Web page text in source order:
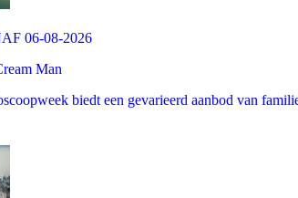
06-08-2026
Man
biedt een gevarieerd aanbod van